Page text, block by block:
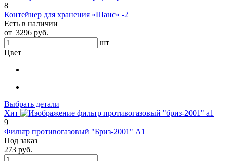
8
Контейнер для хранения «Шанс» -2
Есть в наличии
от 3296 руб.
шт
Цвет
Выбрать детали
Хит
9
Фильтр противогазовый "Бриз-2001" А1
Под заказ
273 руб.